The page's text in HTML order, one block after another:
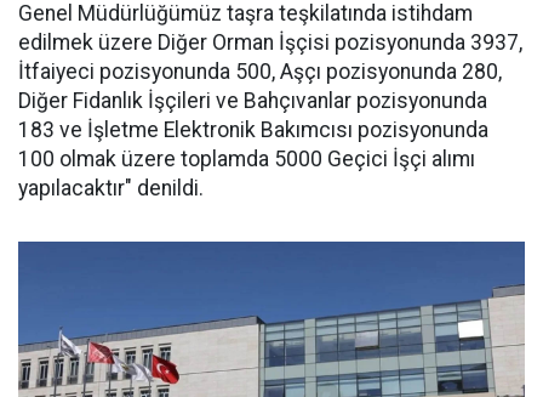
Genel Müdürlüğümüz taşra teşkilatında istihdam
edilmek üzere Diğer Orman İşçisi pozisyonunda 3937,
İtfaiyeci pozisyonunda 500, Aşçı pozisyonunda 280,
Diğer Fidanlık İşçileri ve Bahçıvanlar pozisyonunda
183 ve İşletme Elektronik Bakımcısı pozisyonunda
100 olmak üzere toplamda 5000 Geçici İşçi alımı
yapılacaktır" denildi.